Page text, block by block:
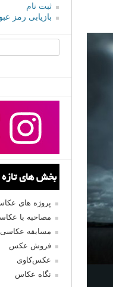
ثبت نام
بازیابی رمز
بخش های
پروژه های
مصاحبه با
مسابقه عکاسی
فروش عکس
عکس‌کاوی
نگاه عکاس